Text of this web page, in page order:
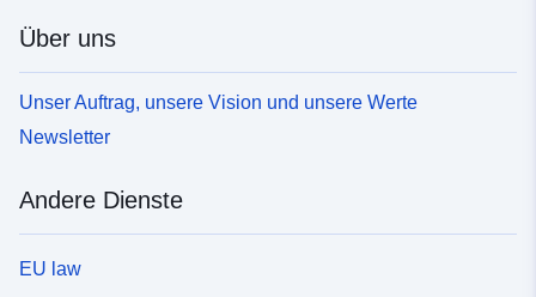
Über uns
Unser Auftrag, unsere Vision und unsere Werte
Newsletter
Andere Dienste
EU law